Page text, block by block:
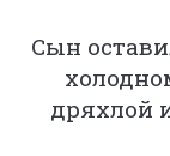
Сын
дряхлой